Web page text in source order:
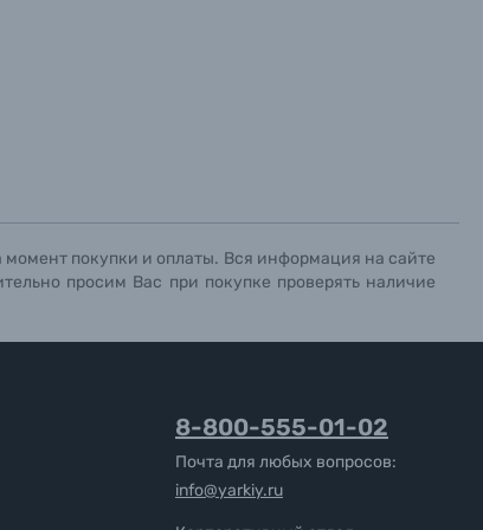
момент покупки и оплаты. Вся информация на сайте
просим Вас при покупке проверять наличие
8-800-555-01-02
Почта для любых вопросов:
info@yarkiy.ru